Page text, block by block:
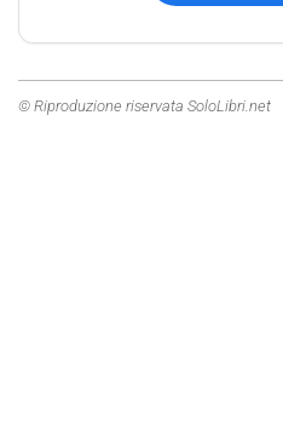
© Riproduzione riservata SoloLibri.net